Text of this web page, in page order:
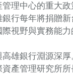
理中心的重大
行每年將捐贈
視野與實務能
高雄銀行淵源深
產管理研究所